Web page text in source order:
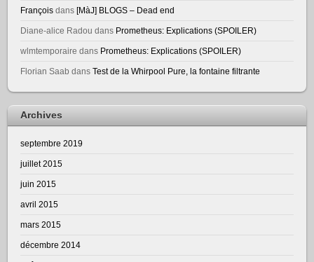
François dans [MàJ] BLOGS – Dead end
Diane-alice Radou dans Prometheus: Explications (SPOILER)
wlmtemporaire dans Prometheus: Explications (SPOILER)
Florian Saab dansTest de la Whirpool Pure, la fontaine filtrante
Archives
septembre 2019
juillet 2015
juin 2015
avril 2015
mars 2015
décembre 2014